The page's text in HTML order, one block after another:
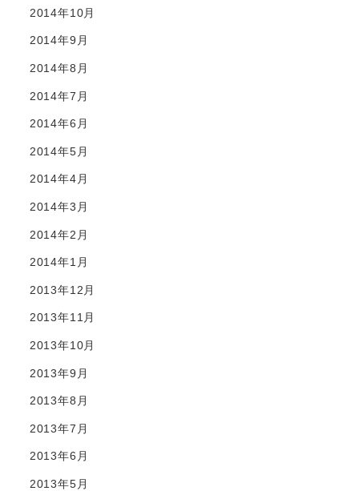
2014年10月
2014年9月
2014年8月
2014年7月
2014年6月
2014年5月
2014年4月
2014年3月
2014年2月
2014年1月
2013年12月
2013年11月
2013年10月
2013年9月
2013年8月
2013年7月
2013年6月
2013年5月